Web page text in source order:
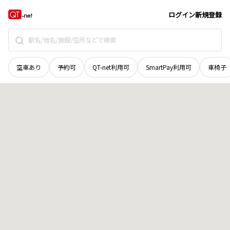
ログイン新規登録
空車あり 予約可 QT-net利用可 SmartPay利用可 車椅子
京都府